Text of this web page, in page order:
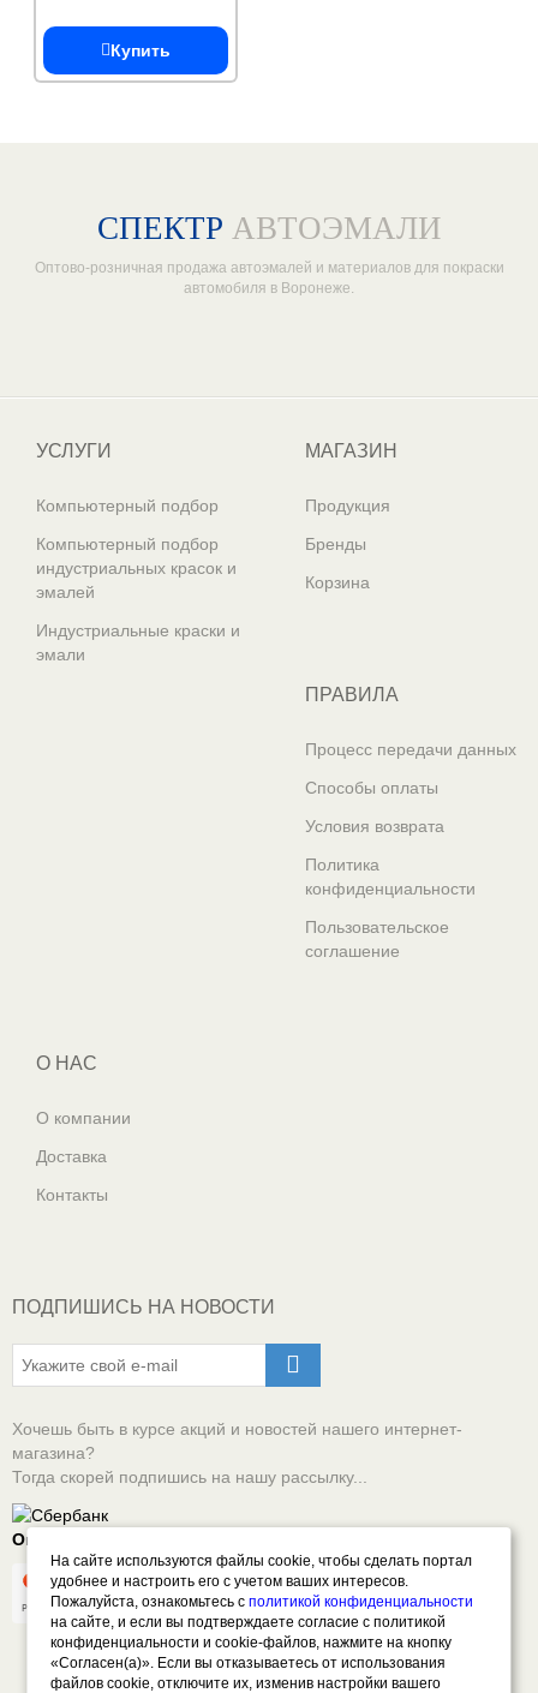
Купить
СПЕКТР АВТОЭМАЛИ
Оптово-розничная продажа автоэмалей и материалов для покраски
автомобиля в Воронеже.
УСЛУГИ
Компьютерный подбор
Компьютерный подбор
индустриальных красок и
эмалей
Индустриальные краски и
эмали
МАГАЗИН
Продукция
Бренды
Корзина
ПРАВИЛА
Процесс передачи данных
Способы оплаты
Условия возврата
Политика
конфиденциальности
Пользовательское
соглашение
О НАС
О компании
Доставка
Контакты
ПОДПИШИСЬ НА НОВОСТИ
Хочешь быть в курсе акций и новостей нашего интернет-
магазина?
Тогда скорей подпишись на нашу рассылку...
Оплачивай онлайн безопасно
На сайте используются файлы cookie, чтобы сделать портал
удобнее и настроить его с учетом ваших интересов.
Пожалуйста, ознакомьтесь сполитикой конфиденциальности
на сайте, и если вы подтверждаете согласие с политикой
конфиденциальности и cookie-файлов, нажмите на кнопку
«Согласен(а)». Если вы отказываетесь от использования
файлов cookie, отключите их, изменив настройки вашего